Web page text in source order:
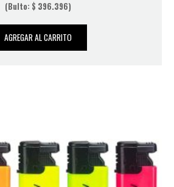
(Bulto: $ 396.396)
AGREGAR AL CARRITO
was:
$ 1.108.
is:
$ 889.